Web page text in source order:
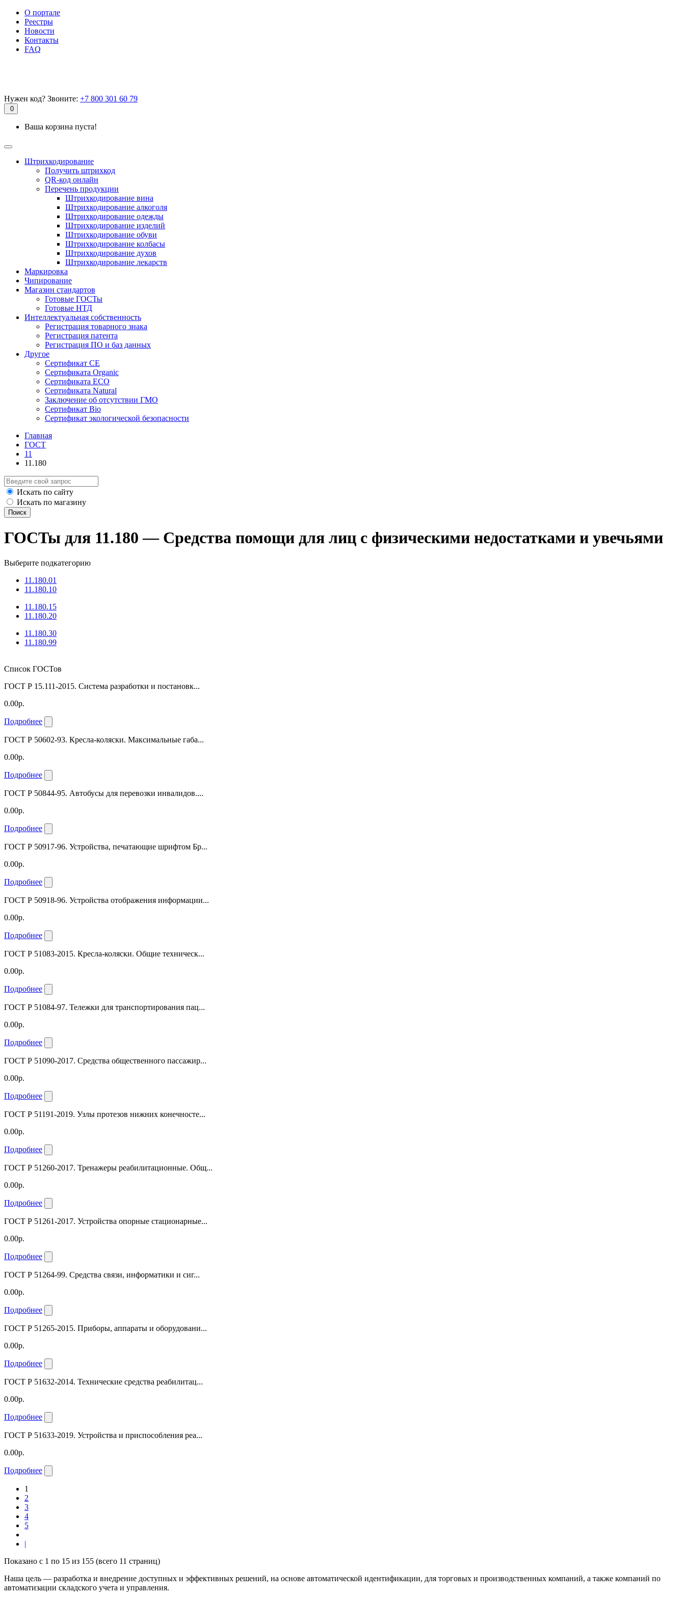
О портале
Реестры
Новости
Контакты
FAQ
Нужен код? Звоните: +7 800 301 60 79
0
Ваша корзина пуста!
Штрихкодирование
Получить штрихкод
QR-код онлайн
Перечень продукции
Штрихкодирование вина
Штрихкодирование алкоголя
Штрихкодирование одежды
Штрихкодирование изделий
Штрихкодирование обуви
Штрихкодирование колбасы
Штрихкодирование духов
Штрихкодирование лекарств
Маркировка
Чипирование
Магазин стандартов
Готовые ГОСТы
Готовые НТД
Интеллектуальная собственность
Регистрация товарного знака
Регистрация патента
Регистрация ПО и баз данных
Другое
Сертификат СЕ
Сертификата Organic
Сертификата ECO
Сертификата Natural
Заключение об отсутствии ГМО
Сертификат Bio
Сертификат экологической безопасности
Главная
ГОСТ
11
11.180
Искать по сайту
Искать по магазину
Поиск
ГОСТы для 11.180 — Средства помощи для лиц с физическими недостатками и увечьями
Выберите подкатегорию
11.180.01
11.180.10
11.180.15
11.180.20
11.180.30
11.180.99
Список ГОСТов
ГОСТ Р 15.111-2015. Система разработки и постановк...
0.00р.
Подробнее
ГОСТ Р 50602-93. Кресла-коляски. Максимальные габа...
0.00р.
Подробнее
ГОСТ Р 50844-95. Автобусы для перевозки инвалидов....
0.00р.
Подробнее
ГОСТ Р 50917-96. Устройства, печатающие шрифтом Бр...
0.00р.
Подробнее
ГОСТ Р 50918-96. Устройства отображения информации...
0.00р.
Подробнее
ГОСТ Р 51083-2015. Кресла-коляски. Общие техническ...
0.00р.
Подробнее
ГОСТ Р 51084-97. Тележки для транспортирования пац...
0.00р.
Подробнее
ГОСТ Р 51090-2017. Средства общественного пассажир...
0.00р.
Подробнее
ГОСТ Р 51191-2019. Узлы протезов нижних конечносте...
0.00р.
Подробнее
ГОСТ Р 51260-2017. Тренажеры реабилитационные. Общ...
0.00р.
Подробнее
ГОСТ Р 51261-2017. Устройства опорные стационарные...
0.00р.
Подробнее
ГОСТ Р 51264-99. Средства связи, информатики и сиг...
0.00р.
Подробнее
ГОСТ Р 51265-2015. Приборы, аппараты и оборудовани...
0.00р.
Подробнее
ГОСТ Р 51632-2014. Технические средства реабилитац...
0.00р.
Подробнее
ГОСТ Р 51633-2019. Устройства и приспособления реа...
0.00р.
Подробнее
1
2
3
4
5
|
Показано с 1 по 15 из 155 (всего 11 страниц)
Наша цель — разработка и внедрение доступных и эффективных решений, на основе автоматической идентификации, для торговых и производственных компаний, а также компаний по
автоматизации складского учета и управления.